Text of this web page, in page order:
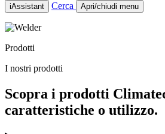
iAssistant Cerca Apri/chiudi menu
Home
Prodotti
Novità
IT
Prodotti
I nostri prodotti
Scopra i prodotti
caratteristiche o utilizzo.